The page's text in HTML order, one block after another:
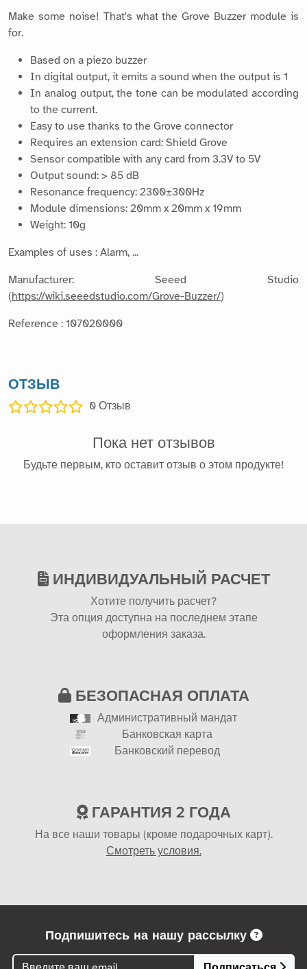
Make some noise! That's what the Grove Buzzer module is
for.
Based on a piezo buzzer
In digital output, it emits a sound when the output is 1
In analog output, the tone can be modulated according
to the current.
Easy to use thanks to the Grove connector
Requires an extension card: Shield Grove
Sensor compatible with any card from 3.3V to 5V
Output sound: > 85 dB
Resonance frequency: 2300±300Hz
Module dimensions: 20mm x 20mm x 19mm
Weight: 10g
Examples of uses : Alarm, ...
Manufacturer: Seeed Studio
(https://wiki.seeedstudio.com/Grove-Buzzer/)
Reference : 107020000
ОТЗЫВ
0 Отзыв
Пока нет отзывов
Будьте первым, кто оставит отзыв о этом продукте!
ИНДИВИДУАЛЬНЫЙ РАСЧЕТ
Хотите получить расчет?
Эта опция доступна на последнем этапе
оформления заказа.
БЕЗОПАСНАЯ ОПЛАТА
Административный мандат
Банковская карта
Банковский перевод
ГАРАНТИЯ 2 ГОДА
На все наши товары (кроме подарочных карт).
Смотреть условия.
Подпишитесь на нашу рассылку